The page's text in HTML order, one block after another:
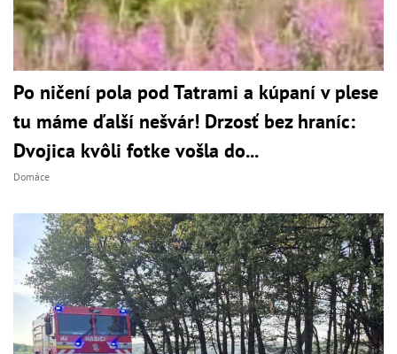
Po ničení pola pod Tatrami a kúpaní v plese
tu máme ďalší nešvár! Drzosť bez hraníc:
Dvojica kvôli fotke vošla do...
Domáce